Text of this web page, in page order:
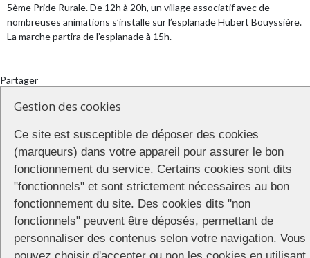
5ème Pride Rurale. De 12h à 20h, un village associatif avec de
nombreuses animations s’installe sur l’esplanade Hubert Bouyssière.
La marche partira de l’esplanade à 15h.
Partager
CONNECTION © 2026 |Mentions légales|Cookies |
Réalisation :Unscuzzy| Conception :Visuelab|
Gestion des cookies
Ce site est susceptible de déposer des cookies
(marqueurs) dans votre appareil pour assurer le bon
fonctionnement du service. Certains cookies sont dits
"fonctionnels" et sont strictement nécessaires au bon
fonctionnement du site. Des cookies dits "non
fonctionnels" peuvent être déposés, permettant de
personnaliser des contenus selon votre navigation. Vous